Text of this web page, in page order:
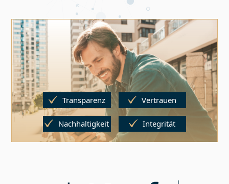
Transparenz Vertrauen
Nachhaltigkeit Integrität